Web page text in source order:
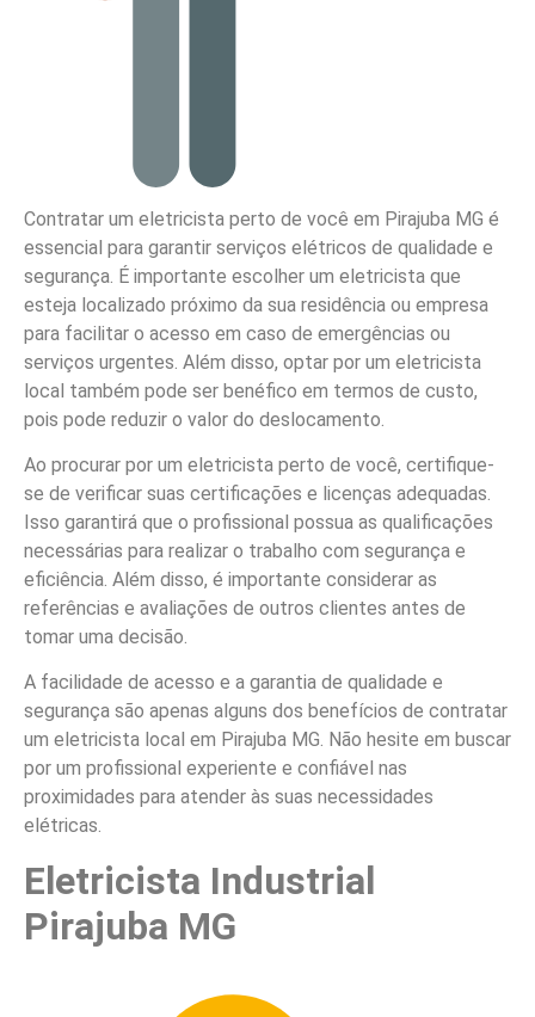
Contratar um eletricista perto de você em Pirajuba MG é
essencial para garantir serviços elétricos de qualidade e
segurança. É importante escolher um eletricista que
esteja localizado próximo da sua residência ou empresa
para facilitar o acesso em caso de emergências ou
serviços urgentes. Além disso, optar por um eletricista
local também pode ser benéfico em termos de custo,
pois pode reduzir o valor do deslocamento.
Ao procurar por um eletricista perto de você, certifique-
se de verificar suas certificações e licenças adequadas.
Isso garantirá que o profissional possua as qualificações
necessárias para realizar o trabalho com segurança e
eficiência. Além disso, é importante considerar as
referências e avaliações de outros clientes antes de
tomar uma decisão.
A facilidade de acesso e a garantia de qualidade e
segurança são apenas alguns dos benefícios de contratar
um eletricista local em Pirajuba MG. Não hesite em buscar
por um profissional experiente e confiável nas
proximidades para atender às suas necessidades
elétricas.
Eletricista Industrial
Pirajuba MG